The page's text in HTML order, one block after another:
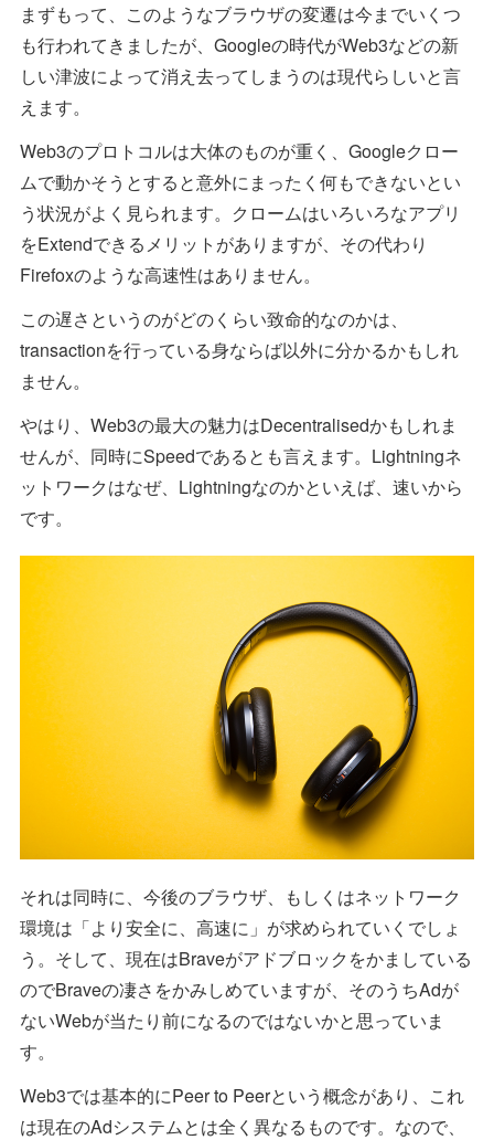
まずもって、このようなブラウザの変遷は今までいくつ
も行われてきましたが、Googleの時代がWeb3などの新
しい津波によって消え去ってしまうのは現代らしいと言
えます。
Web3のプロトコルは大体のものが重く、Googleクロー
ムで動かそうとすると意外にまったく何もできないとい
う状況がよく見られます。クロームはいろいろなアプリ
をExtendできるメリットがありますが、その代わり
Firefoxのような高速性はありません。
この遅さというのがどのくらい致命的なのかは、
transactionを行っている身ならば以外に分かるかもしれ
ません。
やはり、Web3の最大の魅力はDecentralisedかもしれま
せんが、同時にSpeedであるとも言えます。Lightningネ
ットワークはなぜ、Lightningなのかといえば、速いから
です。
それは同時に、今後のブラウザ、もしくはネットワーク
環境は「より安全に、高速に」が求められていくでしょ
う。そして、現在はBraveがアドブロックをかましている
のでBraveの凄さをかみしめていますが、そのうちAdが
ないWebが当たり前になるのではないかと思っていま
す。
Web3では基本的にPeer to Peerという概念があり、これ
は現在のAdシステムとは全く異なるものです。なので、